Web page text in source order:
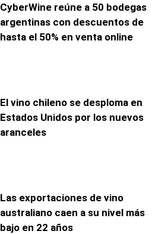
CyberWine reúne a 50 bodegas
argentinas con descuentos de
hasta el 50% en venta online
El vino chileno se desploma en
Estados Unidos por los nuevos
aranceles
Las exportaciones de vino
australiano caen a su nivel más
bajo en 22 años